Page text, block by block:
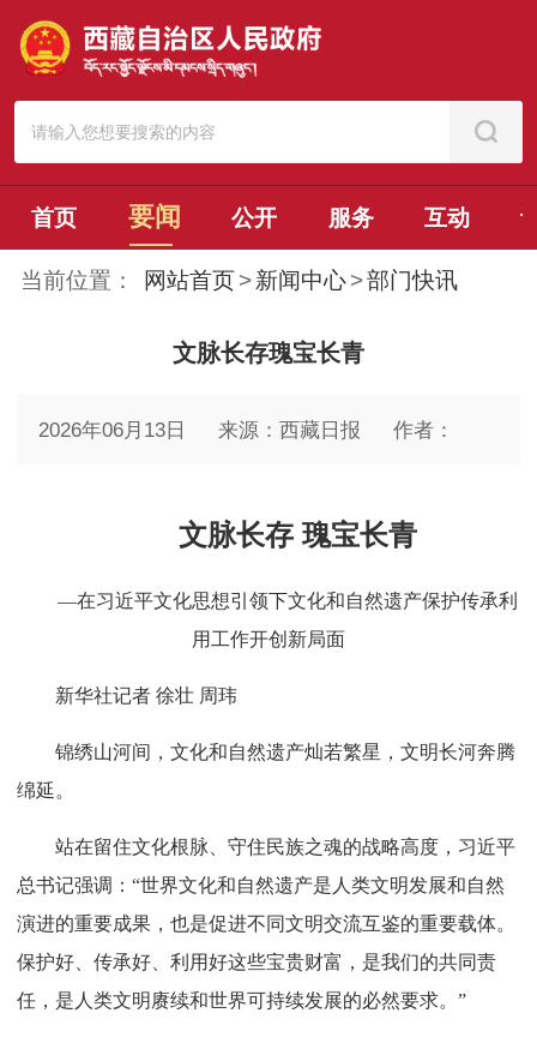
首页 要闻 公开 服务 互动
当前位置： 网站首页 > 新闻中心 >部门快讯
文脉长存瑰宝长青
2026年06月13日 来源：西藏日报 作者：
文脉长存 瑰宝长青
—在习近平文化思想引领下文化和自然遗产保护传承利
用工作开创新局面
新华社记者 徐壮 周玮
锦绣山河间，文化和自然遗产灿若繁星，文明长河奔腾
绵延。
站在留住文化根脉、守住民族之魂的战略高度，习近平
总书记强调：“世界文化和自然遗产是人类文明发展和自然
演进的重要成果，也是促进不同文明交流互鉴的重要载体。
保护好、传承好、利用好这些宝贵财富，是我们的共同责
任，是人类文明赓续和世界可持续发展的必然要求。”